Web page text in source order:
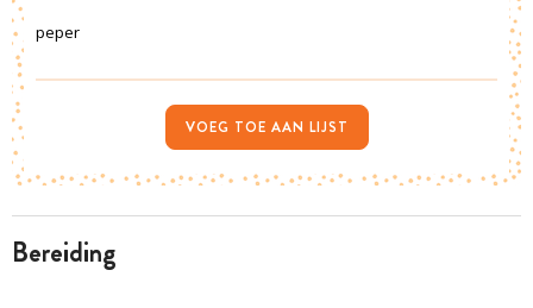
bereiding
peper
VOEG TOE AAN LIJST